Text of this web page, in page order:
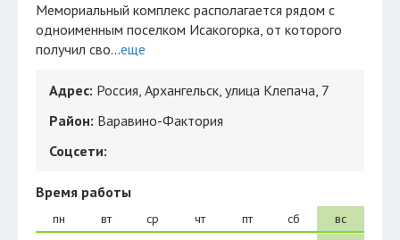
Мемориальный комплекс располагается рядом с
одноименным поселком Исакогорка, от которого
получил сво...еще
Адрес: Россия, Архангельск, улица Клепача, 7
Район: Варавино-Фактория
Соцсети:
Время работы
пн вт ср чт пт сб вс